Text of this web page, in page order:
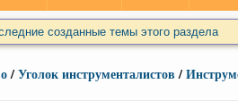
созданные темы этого раздела
/Уголок инструменталистов/